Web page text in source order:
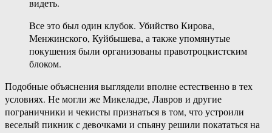
видеть.
Все это был один клубок. Убийство Кирова,
Менжинского, Куйбышева, а также упомянутые
покушения были организованы правотроцкистским
блоком.
Подобные объяснения выглядели вполне естественно в тех
условиях. Не могли же Микеладзе, Лавров и другие
пограничники и чекисты признаться в том, что устроили
веселый пикник с девочками и спьяну решили покататься на